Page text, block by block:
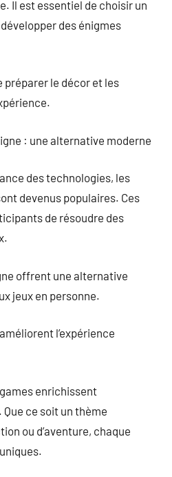
Il est essentiel de choisir un
des énigmes
préparer le décor et les
: une alternative moderne
des technologies, les
devenus populaires. Ces
de résoudre des
offrent une alternative
jeux en personne.
l’expérience
enrichissent
Que ce soit un thème
ou d’aventure, chaque